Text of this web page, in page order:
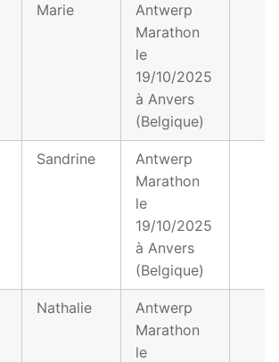
Marie
Antwerp
Marathon
le
19/10/2025
à Anvers
(Belgique)
Sandrine
Antwerp
Marathon
le
19/10/2025
à Anvers
(Belgique)
Nathalie
Antwerp
Marathon
le